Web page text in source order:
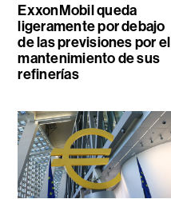
ExxonMobil queda
ligeramente por debajo
de las previsiones por el
mantenimiento de sus
refinerías